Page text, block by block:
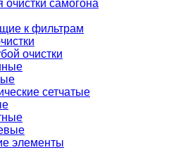
очистки самогона
к фильтрам
очистки
сетчатые
элементы